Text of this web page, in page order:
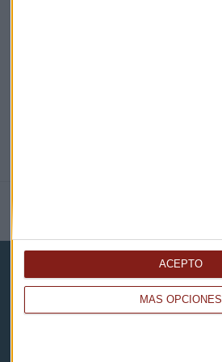
MÁS OPCIONES
ACEPTO
NOTICIAS RELACIONADAS